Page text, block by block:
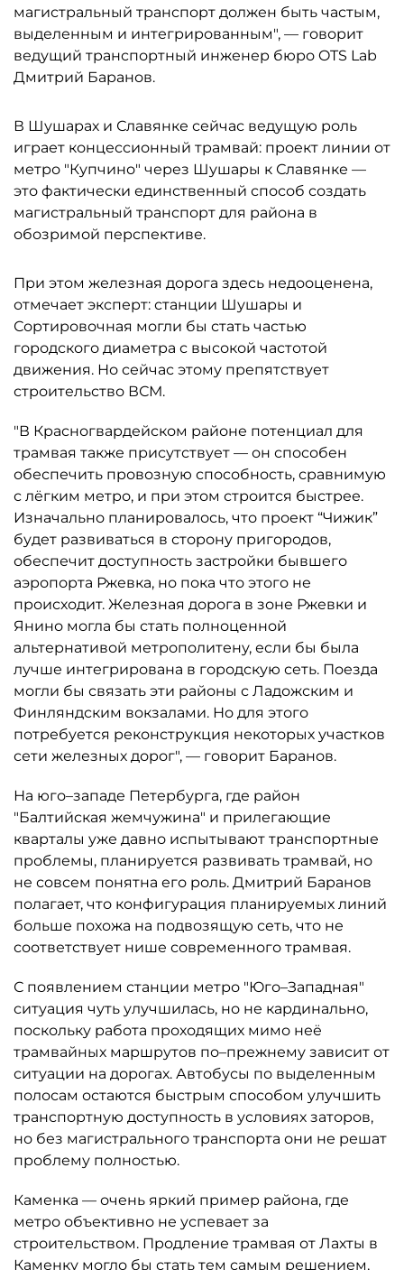
магистральный транспорт должен быть частым,
выделенным и интегрированным", — говорит
ведущий транспортный инженер бюро OTS Lab
Дмитрий Баранов.
В Шушарах и Славянке сейчас ведущую роль
играет концессионный трамвай: проект линии от
метро "Купчино" через Шушары к Славянке —
это фактически единственный способ создать
магистральный транспорт для района в
обозримой перспективе.
При этом железная дорога здесь недооценена,
отмечает эксперт: станции Шушары и
Сортировочная могли бы стать частью
городского диаметра с высокой частотой
движения. Но сейчас этому препятствует
строительство ВСМ.
"В Красногвардейском районе потенциал для
трамвая также присутствует — он способен
обеспечить провозную способность, сравнимую
с лёгким метро, и при этом строится быстрее.
Изначально планировалось, что проект “Чижик”
будет развиваться в сторону пригородов,
обеспечит доступность застройки бывшего
аэропорта Ржевка, но пока что этого не
происходит. Железная дорога в зоне Ржевки и
Янино могла бы стать полноценной
альтернативой метрополитену, если бы была
лучше интегрирована в городскую сеть. Поезда
могли бы связать эти районы с Ладожским и
Финляндским вокзалами. Но для этого
потребуется реконструкция некоторых участков
сети железных дорог", — говорит Баранов.
На юго–западе Петербурга, где район
"Балтийская жемчужина" и прилегающие
кварталы уже давно испытывают транспортные
проблемы, планируется развивать трамвай, но
не совсем понятна его роль. Дмитрий Баранов
полагает, что конфигурация планируемых линий
больше похожа на подвозящую сеть, что не
соответствует нише современного трамвая.
С появлением станции метро "Юго–Западная"
ситуация чуть улучшилась, но не кардинально,
поскольку работа проходящих мимо неё
трамвайных маршрутов по–прежнему зависит от
ситуации на дорогах. Автобусы по выделенным
полосам остаются быстрым способом улучшить
транспортную доступность в условиях заторов,
но без магистрального транспорта они не решат
проблему полностью.
Каменка — очень яркий пример района, где
метро объективно не успевает за
строительством. Продление трамвая от Лахты в
Каменку могло бы стать тем самым решением,